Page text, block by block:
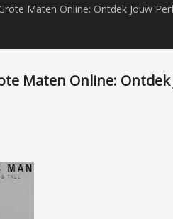
Maten Online: Ontdek Jouw
Maten Online: Ontdek